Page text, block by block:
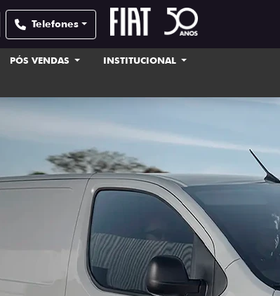
Telefones
PÓS VENDAS INSTITUCIONAL